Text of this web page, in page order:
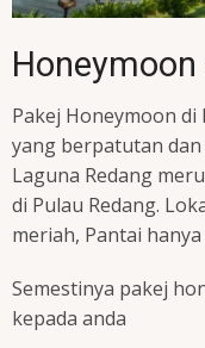
Honeymoon
Pakej Honeymoon di
yang berpatutan
Laguna Redang
di Pulau Redang.
meriah, Pantai
Semestinya pakej
kepada anda